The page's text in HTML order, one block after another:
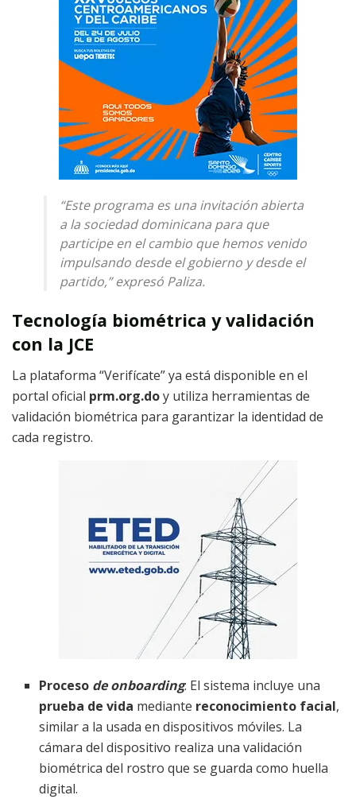
“Este programa es una invitación abierta
a la sociedad dominicana para que
participe en el cambio que hemos venido
impulsando desde el gobierno y desde el
partido,” expresó Paliza.
Tecnología biométrica y validación
con la JCE
La plataforma “Verifícate” ya está disponible en el
portal oficial prm.org.doy utiliza herramientas de
validación biométrica para garantizar la identidad de
cada registro.
Proceso de onboarding: El sistema incluye una
prueba de vida mediante reconocimiento facial,
similar a la usada en dispositivos móviles. La
cámara del dispositivo realiza una validación
biométrica del rostro que se guarda como huella
digital.